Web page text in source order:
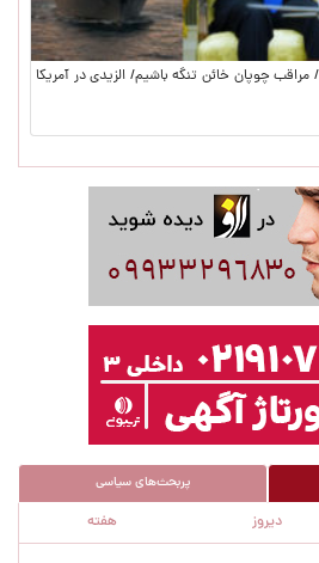
چوپان خائن تنگه باشیم/ الزیدی در آمریکا
پربحث‌های سیاسی
دیروز هفته